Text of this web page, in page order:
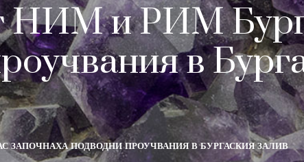
НИМ и РИМ
в
ЗАПОЧНАХА ПОДВОДНИ ПРОУЧВАНИЯ В БУРГАСКИЯ ЗАЛИВ